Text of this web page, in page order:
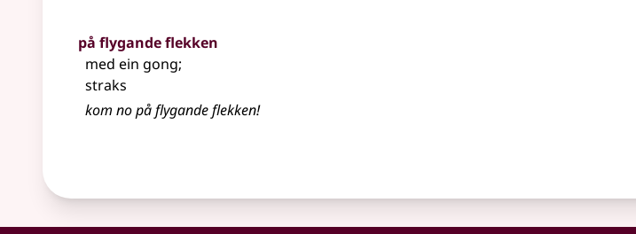
på flygande flekken
med ein gong;
straks
kom no på flygande flekken!